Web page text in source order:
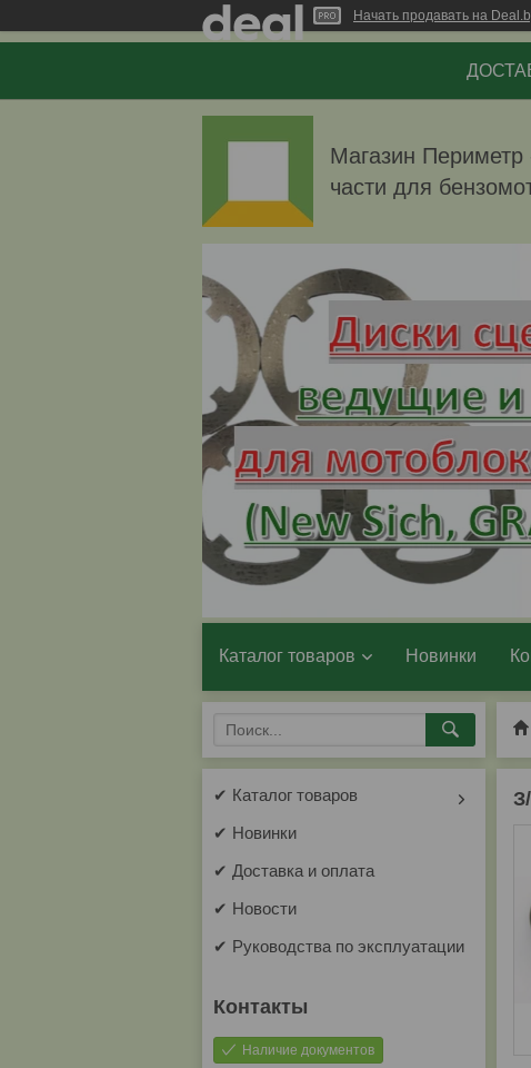
Начать продавать на
Магазин Периметр
части для
Каталог товаров Новинки
✔ Каталог товаров
✔ Новинки
✔ Доставка и оплата
✔ Новости
✔ Руководства по эксплуатации
Наличие документов